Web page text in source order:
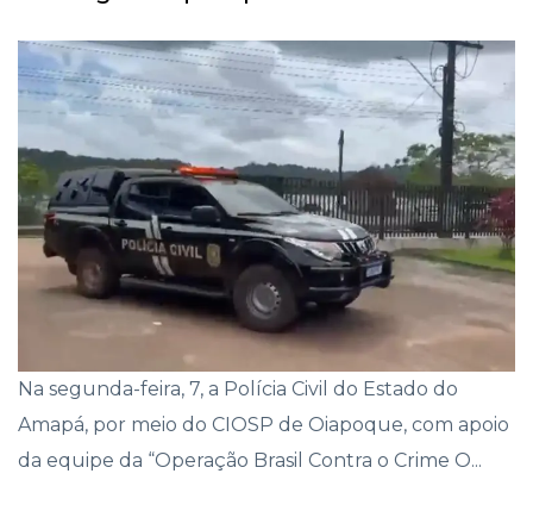
Na segunda-feira, 7, a Polícia Civil do Estado do
Amapá, por meio do CIOSP de Oiapoque, com apoio
da equipe da “Operação Brasil Contra o Crime O...